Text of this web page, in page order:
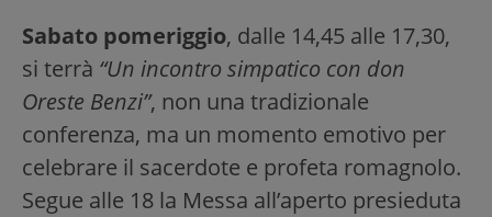
Sabato pomeriggio, dalle 14,45 alle 17,30,
si terrà “Un incontro simpatico con don
Oreste Benzi”, non una tradizionale
conferenza, ma un momento emotivo per
celebrare il sacerdote e profeta romagnolo.
Segue alle 18 la Messa all’aperto presieduta